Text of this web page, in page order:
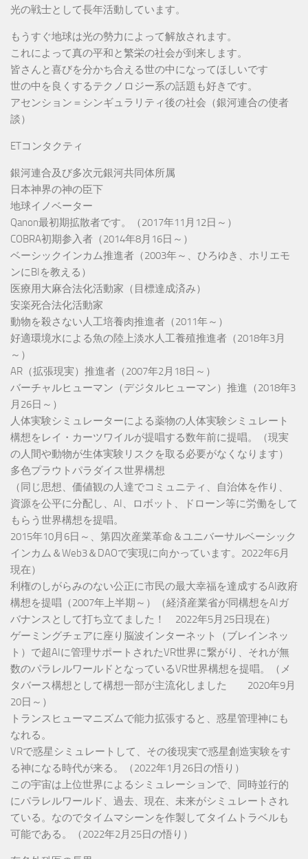
光の戦士として長年活動しています。
もうすぐ地球は光の勢力によって解放されます。
これによって真の平和と繁栄の社会が到来します。
皆さんと喜びを分かち合える世の中になってほしいです
世の中を良くするテクノロジー系の話題も好きです。
アセンション＝シンギュラリティ後の社会（銀河連合の使者
談）
ETコンタクティ
銀河連合及び多次元銀河共同体所属
日本神界の神の臣下
地球イノベーター
Qanon最初期拡散者です。（2017年11月12日～）
COBRA初期参入者（2014年8月16日～）
ベーシックインカム推進者（2003年～、ひろゆき、ホリエモ
ンにBIを教える）
医療用大麻合法化活動家（目標達成済み）
安楽死合法化活動家
動物を殺さない人工培養肉推進者（2011年～）
好適環境水による魚の陸上淡水人工養殖推進者（2018年3月
～）
AR（拡張現実）推進者（2007年2月18日～）
バーチャルヒューマン（デジタルヒューマン）推進（2018年3
月26日～）
人体実験シミュレーターによる薬物の人体実験シミュレート
構想をレイ・カーツワイルが提唱する数年前に提唱。（現実
の人間や動物が生体実験リスクを取る必要がなくなります）
多色プラウトパラダイス世界構想
（同じ思想、価値観の人達でコミュニティ、自治体を作り、
資源を公平に分配し、AI、ロボット、ドローン等に労働をして
もらう世界構想を提唱。
2015年10月6日～、第四次産業革命＆ユニバーサルベーシック
インカム＆Web3＆DAOで実現に向かっています。2022年6月
現在）
利権のしがらみのない公正に市民の最大幸福を達成するAI政府
構想を提唱（2007年上半期～）（経済産業省が同構想をAIガ
バナンスとして打ち立てました！ 2022年5月25日現在）
ゲーミングチェアに座り脳波インターネット（ブレインネッ
ト）で超AIに管理サポートされたVR世界に繋がり、それが無
数のパラレルワールドとなっているVR世界構想を提唱。（メ
タバース構想として構想一部が主流化しました 2020年9月
20日～）
トランスヒューマニズムで能力拡張すると、惑星管理神にも
なれる。
VRで惑星シミュレートして、その後現実で惑星創造実験をす
る神になる時代が来る。（2022年1月26日の悟り）
この宇宙は上位世界によるシミュレーションで、同時並行的
にパラレルワールド、過去、現在、未来がシミュレートされ
ている。なのでタイムマシーンを作製してタイムトラベルも
可能である。（2022年2月25日の悟り）